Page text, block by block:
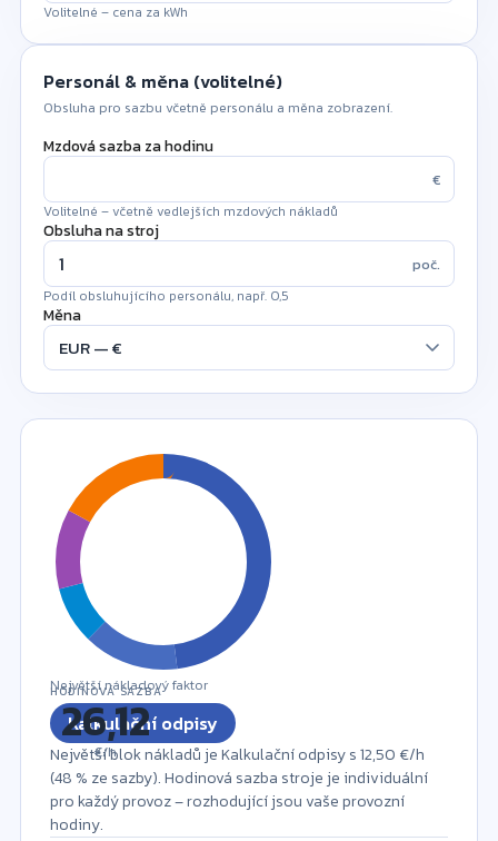
!
Pracovní dny stroje za rok
Volitelné – cena za kWh
Personál & měna (volitelné)
Obsluha pro sazbu včetně personálu a měna zobrazení.
Mzdová sazba za hodinu
€
Volitelné – včetně vedlejších mzdových nákladů
Obsluha na stroj
poč.
Podíl obsluhujícího personálu, např. 0,5
Měna
HODINOVÁ SAZBA
€/h
Největší nákladový faktor
Kalkulační odpisy
Největší blok nákladů je Kalkulační odpisy s 12,50 €/h
(48 % ze sazby). Hodinová sazba stroje je individuální
pro každý provoz – rozhodující jsou vaše provozní
hodiny.